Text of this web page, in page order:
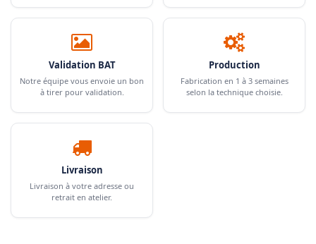
Validation BAT
Notre équipe vous envoie un bon
à tirer pour validation.
Production
Fabrication en 1 à 3 semaines
selon la technique choisie.
Livraison
Livraison à votre adresse ou
retrait en atelier.